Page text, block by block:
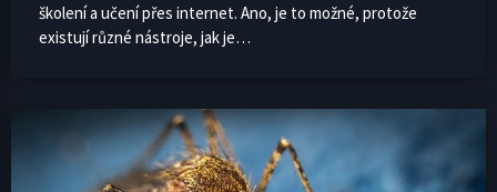
školení a učení přes internet. Ano, je to možné, protože
existují různé nástroje, jak je…